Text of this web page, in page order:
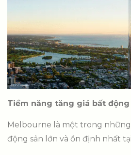
Tiềm năng tăng giá bất động
Melbourne là một trong
động sản lớn và ổn định nhất